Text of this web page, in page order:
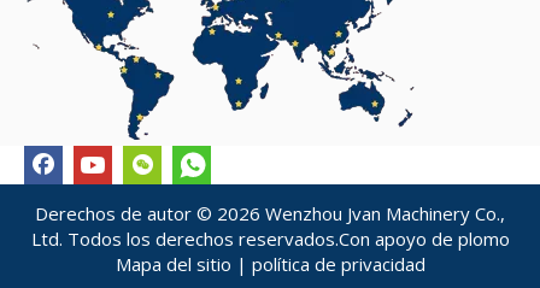
Derechos de autor © 2026 Wenzhou Jvan Machinery Co.,
Ltd. Todos los derechos reservados.Con apoyo de plomo
Mapa del sitio | política de privacidad